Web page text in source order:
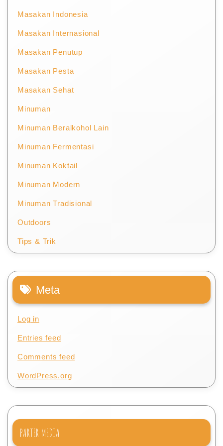
Masakan Indonesia
Masakan Internasional
Masakan Penutup
Masakan Pesta
Masakan Sehat
Minuman
Minuman Beralkohol Lain
Minuman Fermentasi
Minuman Koktail
Minuman Modern
Minuman Tradisional
Outdoors
Tips & Trik
Meta
Log in
Entries feed
Comments feed
WordPress.org
PARTER MEDIA